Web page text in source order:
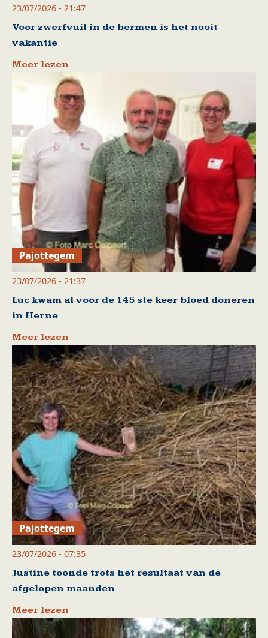
23/07/2026 - 21:47
Voor zwerfvuil in de bermen is het nooit
vakantie
Meer lezen
Pajottegem
23/07/2026 - 21:37
Luc kwam al voor de 145 ste keer bloed doneren
in Herne
Meer lezen
Pajottegem
23/07/2026 - 07:35
Justine toonde trots het resultaat van de
afgelopen maanden
Meer lezen